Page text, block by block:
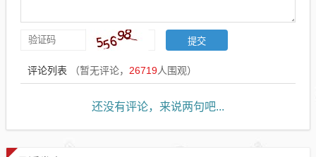
评论列表 （暂无评论， 26719人围观）
还没有评论，来说两句吧...